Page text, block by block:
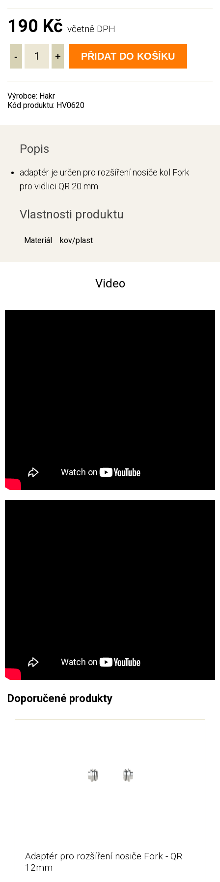
190 Kč včetně DPH
- + PŘIDAT DO KOŠÍKU
Výrobce: Hakr
Kód produktu: HV0620
Popis
adaptér je určen pro rozšíření nosiče kol Fork
pro vidlici QR 20 mm
Vlastnosti produktu
Materiál kov/plast
Video
Doporučené produkty
Adaptér pro rozšíření nosiče Fork - QR
12mm